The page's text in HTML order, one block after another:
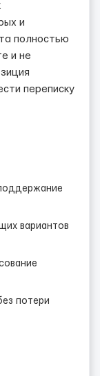
и
полностью
и не
переписку
вариантов
потери